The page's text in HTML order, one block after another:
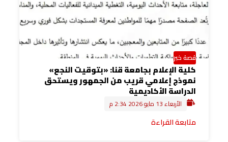
قصة خبر
كلية الإعلام بجامعة قنا: «بتوقيت النجع»
نموذج إعلامي قريب من الجمهور ويستحق
الدراسة الأكاديمية
الأربعاء 13 مايو 2026 2:34 م
متابعة القراءة